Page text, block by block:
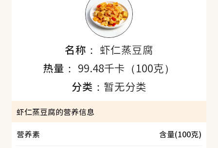
名称： 虾仁蒸豆腐
热量： 99.48千卡（100克）
分类： 暂无分类
虾仁蒸豆腐的营养信息
营养素
含量(100克)